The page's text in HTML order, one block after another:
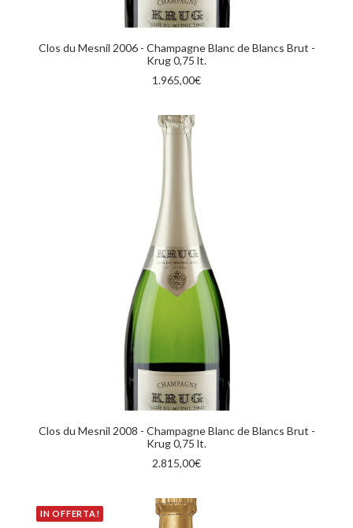
con altre informazioni che ha fornito loro o che hanno
raccolto dal suo utilizzo dei loro servizi.
AGGIUNGI AL CARRELLO
Clos du Mesnil 2006 - Champagne Blanc de Blancs Brut -
Krug 0,75 lt.
1.965,00€
AGGIUNGI AL CARRELLO
Clos du Mesnil 2008 - Champagne Blanc de Blancs Brut -
Krug 0,75 lt.
2.815,00€
IN OFFERTA!